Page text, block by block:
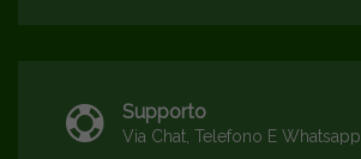
Supporto
Via Chat, Telefono E Whatsapp